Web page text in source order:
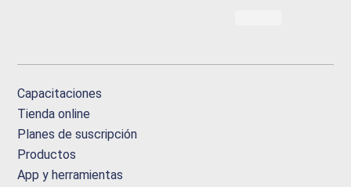
Capacitaciones
Tienda online
Planes de suscripción
Productos
App y herramientas